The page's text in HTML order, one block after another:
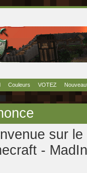
Couleurs VOTEZ
sur
-